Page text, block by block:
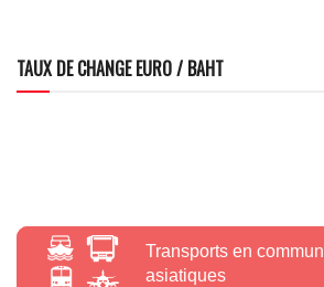
TAUX DE CHANGE EURO / BAHT
Transports en commun
asiatiques